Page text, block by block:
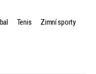
Tenis Zimní sporty